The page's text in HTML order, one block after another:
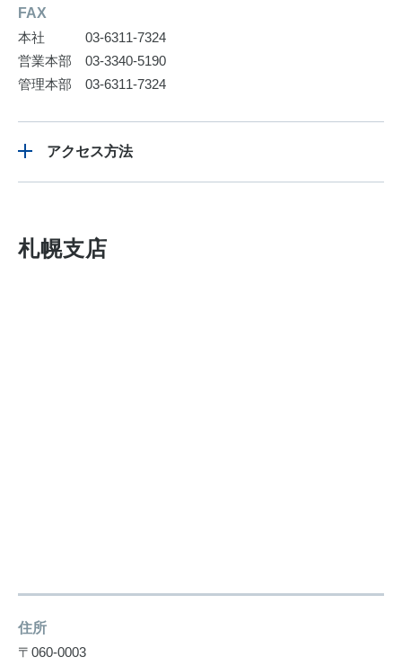
FAX
本社 03-6311-7324
営業本部 03-3340-5190
管理本部 03-6311-7324
アクセス方法
札幌支店
住所
〒060-0003